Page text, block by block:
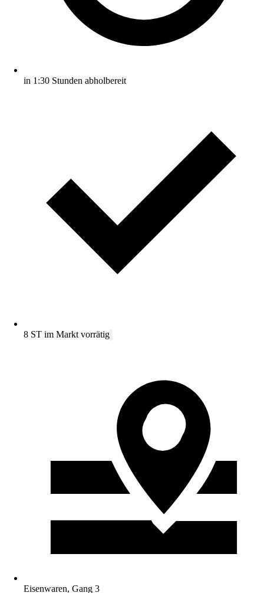
in 1:30 Stunden abholbereit
8 ST im Markt vorrätig
Eisenwaren, Gang 3